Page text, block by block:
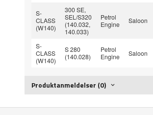
S-
CLASS
(W140)
300 SE,
SEL/S320
(140.032,
140.033)
Petrol
Engine
Saloon
S-
CLASS
(W140)
S 280
(140.028)
Petrol
Engine
Saloon
Produktanmeldelser (0)